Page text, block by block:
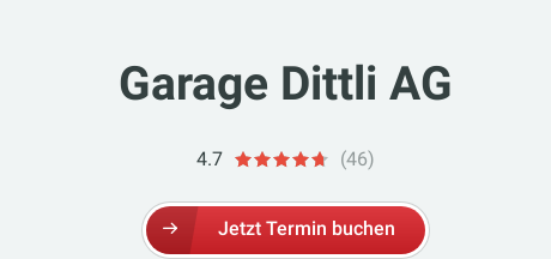
Garage Dittli AG
4.7 (46)
Jetzt Termin buchen